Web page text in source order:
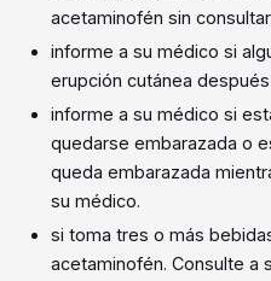
acetaminofén sin
informe a su médico si
erupción cutánea
informe a su médico si
quedarse embarazada o
queda embarazada
su médico.
si toma tres o más
acetaminofén. Consulte a